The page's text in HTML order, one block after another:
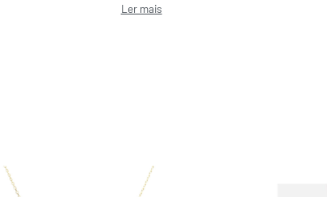
MARCAS